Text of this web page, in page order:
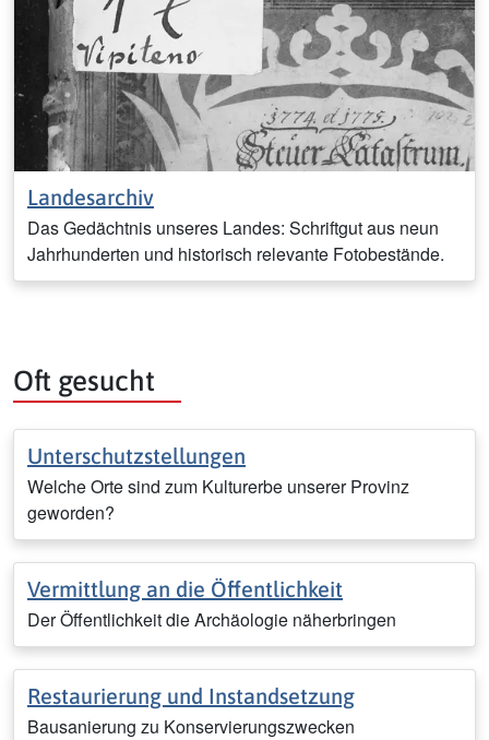
Landesarchiv
Das Gedächtnis unseres Landes: Schriftgut aus neun
Jahrhunderten und historisch relevante Fotobestände.
Oft gesucht
Unterschutzstellungen
Welche Orte sind zum Kulturerbe unserer Provinz
geworden?
Vermittlung an die Öffentlichkeit
Der Öffentlichkeit die Archäologie näherbringen
Restaurierung und Instandsetzung
Bausanierung zu Konservierungszwecken